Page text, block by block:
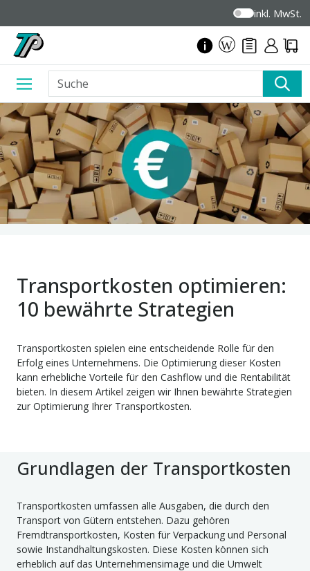
inkl. MwSt.
Transportkosten optimieren:
10 bewährte Strategien
Transportkosten spielen eine entscheidende Rolle für den
Erfolg eines Unternehmens. Die Optimierung dieser Kosten
kann erhebliche Vorteile für den Cashflow und die Rentabilität
bieten. In diesem Artikel zeigen wir Ihnen bewährte Strategien
zur Optimierung Ihrer Transportkosten.
Grundlagen der Transportkosten
Transportkosten umfassen alle Ausgaben, die durch den
Transport von Gütern entstehen. Dazu gehören
Fremdtransportkosten, Kosten für Verpackung und Personal
sowie Instandhaltungskosten. Diese Kosten können sich
erheblich auf das Unternehmensimage und die Umwelt